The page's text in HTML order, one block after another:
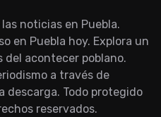
noticias en Puebla.
en Puebla hoy. Explora un
del acontecer poblano.
a través de
descarga. Todo protegido
reservados.